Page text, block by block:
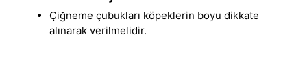
Çiğneme çubukları köpeklerin boyu dikkate
alınarak verilmelidir.